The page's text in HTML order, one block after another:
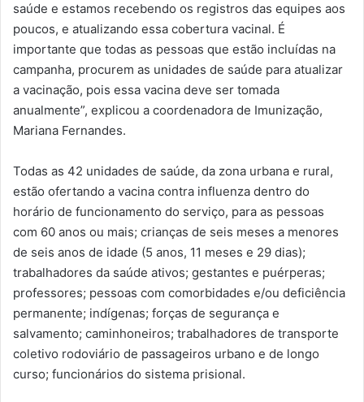
saúde e estamos recebendo os registros das equipes aos
poucos, e atualizando essa cobertura vacinal. É
importante que todas as pessoas que estão incluídas na
campanha, procurem as unidades de saúde para atualizar
a vacinação, pois essa vacina deve ser tomada
anualmente”, explicou a coordenadora de Imunização,
Mariana Fernandes.
Todas as 42 unidades de saúde, da zona urbana e rural,
estão ofertando a vacina contra influenza dentro do
horário de funcionamento do serviço, para as pessoas
com 60 anos ou mais; crianças de seis meses a menores
de seis anos de idade (5 anos, 11 meses e 29 dias);
trabalhadores da saúde ativos; gestantes e puérperas;
professores; pessoas com comorbidades e/ou deficiência
permanente; indígenas; forças de segurança e
salvamento; caminhoneiros; trabalhadores de transporte
coletivo rodoviário de passageiros urbano e de longo
curso; funcionários do sistema prisional.